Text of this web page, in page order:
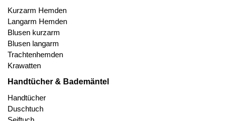
Kurzarm Hemden
Langarm Hemden
Blusen kurzarm
Blusen langarm
Trachtenhemden
Krawatten
Handtücher & Bademäntel
Handtücher
Duschtuch